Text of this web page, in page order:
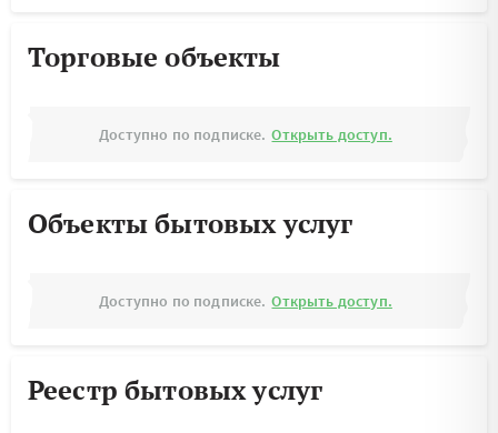
Торговые объекты
Доступно по подписке. Открыть доступ.
Объекты бытовых услуг
Доступно по подписке. Открыть доступ.
Реестр бытовых услуг